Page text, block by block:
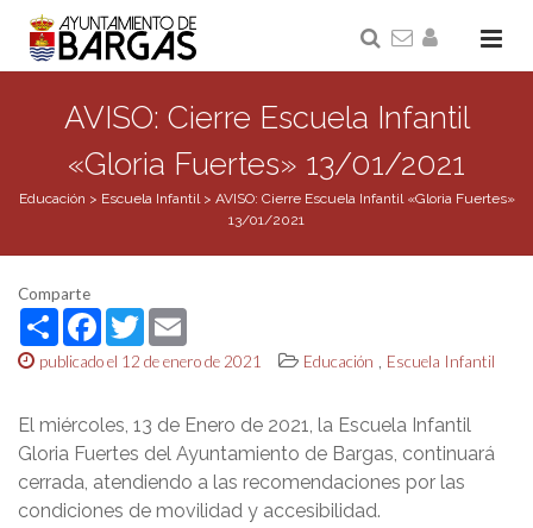
AVISO: Cierre Escuela Infantil
«Gloria Fuertes» 13/01/2021
Educación > Escuela Infantil> AVISO: Cierre Escuela Infantil «Gloria Fuertes»
13/01/2021
Comparte
ShareFacebook
Twitter
publicado el 12 de enero de 2021 Educación , Escuela Infantil
El miércoles, 13 de Enero de 2021, la Escuela Infantil
Gloria Fuertes del Ayuntamiento de Bargas, continuará
cerrada, atendiendo a las recomendaciones por las
condiciones de movilidad y accesibilidad.